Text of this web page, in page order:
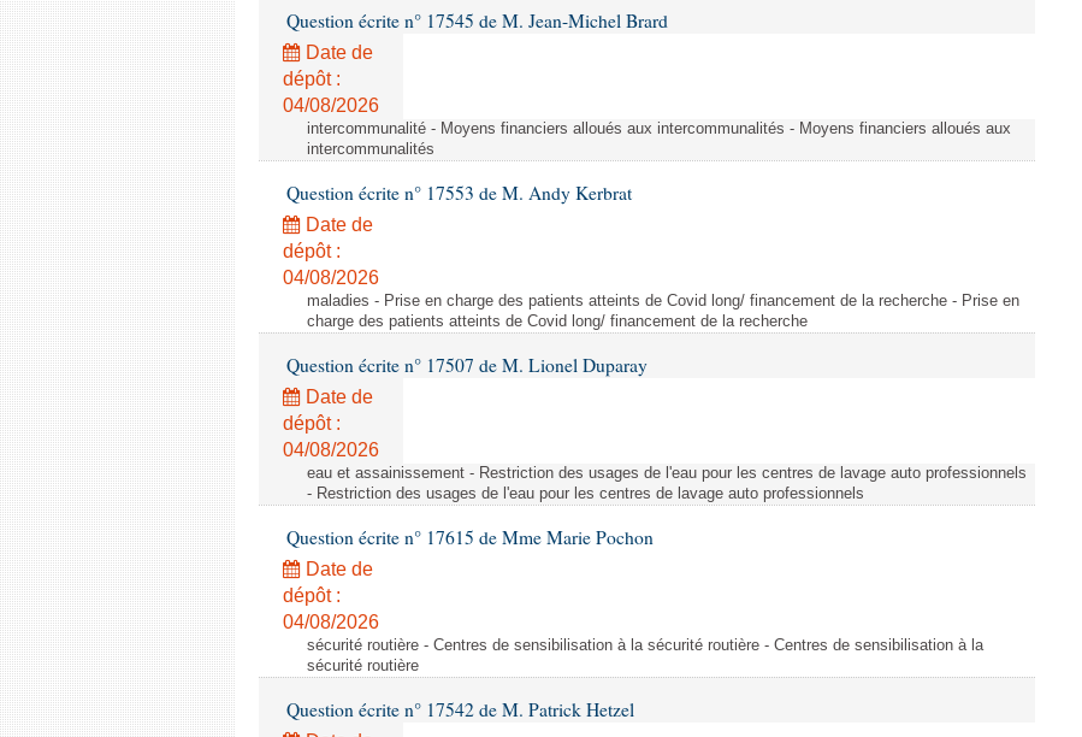
Question écrite n° 17545 de M. Jean-Michel Brard
Date de
dépôt :
04/08/2026
intercommunalité - Moyens financiers alloués aux intercommunalités - Moyens financiers alloués aux
intercommunalités
Question écrite n° 17553 de M. Andy Kerbrat
Date de
dépôt :
04/08/2026
maladies - Prise en charge des patients atteints de Covid long/ financement de la recherche - Prise en
charge des patients atteints de Covid long/ financement de la recherche
Question écrite n° 17507 de M. Lionel Duparay
Date de
dépôt :
04/08/2026
eau et assainissement - Restriction des usages de l'eau pour les centres de lavage auto professionnels
- Restriction des usages de l'eau pour les centres de lavage auto professionnels
Question écrite n° 17615 de Mme Marie Pochon
Date de
dépôt :
04/08/2026
sécurité routière - Centres de sensibilisation à la sécurité routière - Centres de sensibilisation à la
sécurité routière
Question écrite n° 17542 de M. Patrick Hetzel